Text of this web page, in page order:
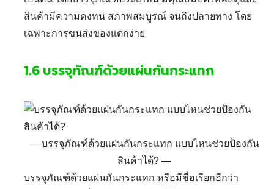
Search
for:
สินค้ามีความคงทน สภาพสมบูรณ์ จนถึงปลายทาง โดย
เฉพาะการขนส่งของแตกง่าย
1.6บรรจุภัณฑ์ด้วยแผ่นกันกระแทก
บรรจุภัณฑ์ด้วยแผ่นกันกระแทก แบบไหนช่วยป้องกัน
สินค้าได้?
บรรจุภัณฑ์ด้วยแผ่นกันกระแทก หรือมีชื่อเรียกอีกว่า